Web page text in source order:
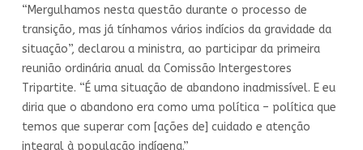
“Mergulhamos nesta questão durante o processo de
transição, mas já tínhamos vários indícios da gravidade da
situação”, declarou a ministra, ao participar da primeira
reunião ordinária anual da Comissão Intergestores
Tripartite. “É uma situação de abandono inadmissível. E eu
diria que o abandono era como uma política – política que
temos que superar com [ações de] cuidado e atenção
integral à população indígena.”